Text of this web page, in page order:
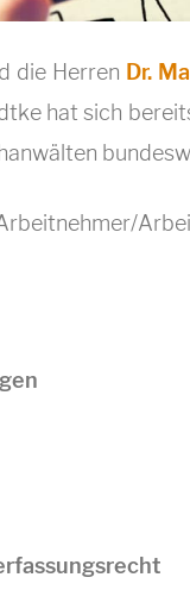
die Herren Dr.
hat sich